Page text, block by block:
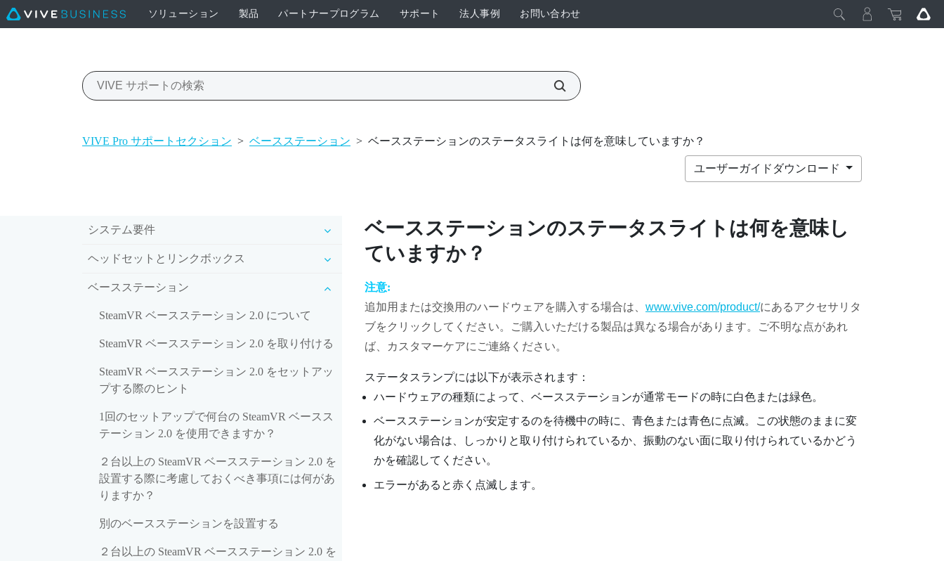
ソリューション 製品 パートナープログラム サポート 法人事例 お問い合わせ
VIVE Pro サポートセクション > ベースステーション > ベースステーションのステータスライトは何を意味していますか？
ユーザーガイドダウンロード
システム要件
ヘッドセットとリンクボックス
ベースステーション
SteamVR ベースステーション 2.0 について
SteamVR ベースステーション 2.0 を取り付ける
SteamVR ベースステーション 2.0 をセットアッ
プする際のヒント
1回のセットアップで何台の SteamVR ベースス
テーション 2.0 を使用できますか？
２台以上の SteamVR ベースステーション 2.0 を
設置する際に考慮しておくべき事項には何があ
りますか？
別のベースステーションを設置する
２台以上の SteamVR ベースステーション 2.0 を
ベースステーションのステータスライトは何を意味し
ていますか？
注意:
追加用または交換用のハードウェアを購入する場合は、 www.vive.com/product/にあるアクセサリタ
ブをクリックしてください。ご購入いただける製品は異なる場合があります。ご不明な点があれ
ば、カスタマーケアにご連絡ください。
ステータスランプには以下が表示されます：
ハードウェアの種類によって、ベースステーションが通常モードの時に白色または緑色。
ベースステーションが安定するのを待機中の時に、青色または青色に点滅。この状態のままに変
化がない場合は、しっかりと取り付けられているか、振動のない面に取り付けられているかどう
かを確認してください。
エラーがあると赤く点滅します。